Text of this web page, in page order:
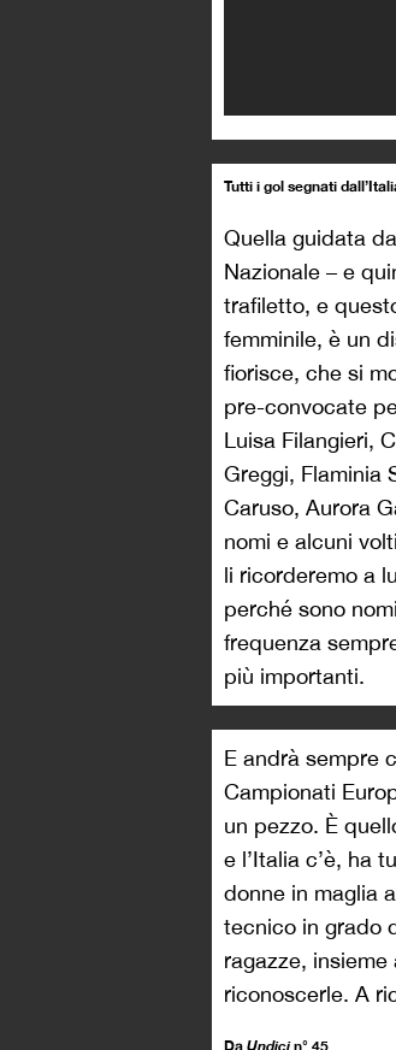
Tutti i gol segnati
Quella guidata
Nazionale – e
trafiletto, e
femminile, è un
fiorisce, che si
pre-convocate
Luisa Filangieri,
Greggi, Flaminia
Caruso, Aurora
nomi e alcuni
li ricorderemo a
perché sono
frequenza
più importanti.
E andrà sempre
Campionati
un pezzo. È
e l’Italia c’è, ha
donne in maglia
tecnico in grado
ragazze,
riconoscerle. A
Da Undicin° 45